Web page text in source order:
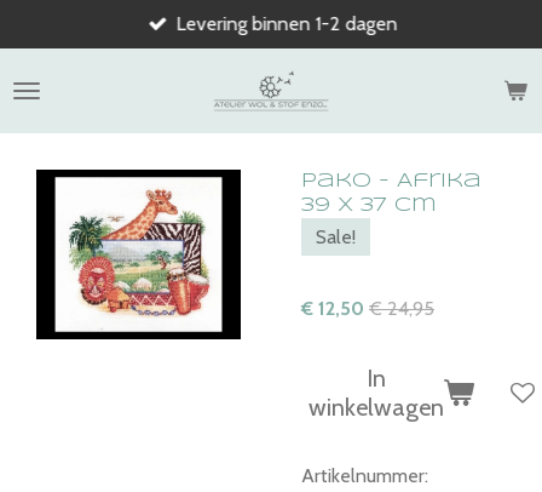
direct
naar
Levering binnen 1-2 dagen
Pako - Afrika
39 x 37 cm
Sale!
€ 12,50 € 24,95
In
winkelwagen
Artikelnummer: